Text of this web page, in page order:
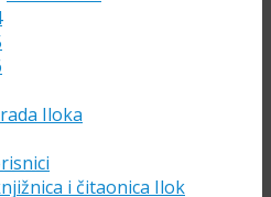
Iloka
i čitaonica Ilok